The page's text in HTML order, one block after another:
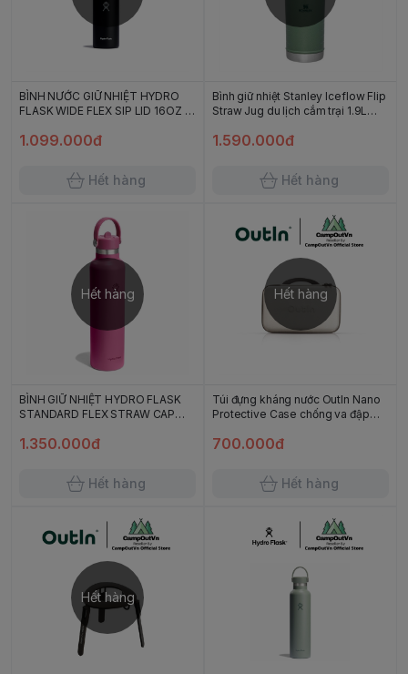
BÌNH NƯỚC GIỮ NHIỆT HYDRO
FLASK WIDE FLEX SIP LID 16OZ -
1.099.000đ
Hết hàng
Bình giữ nhiệt Stanley Iceflow Flip
Straw Jug du lịch cắm trại 1.9L
1.590.000đ
Hết hàng
Hết hàng
BÌNH GIỮ NHIỆT HYDRO FLASK
STANDARD FLEX STRAW CAP
1.350.000đ
Hết hàng
Hết hàng
Túi đựng kháng nước OutIn Nano
Protective Case chống va đập
700.000đ
Hết hàng
Hết hàng